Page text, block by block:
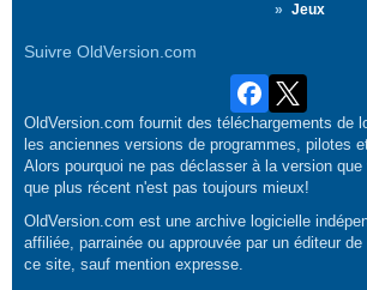
Jeux
Suivre OldVersion.com
OldVersion.com fournit des téléchargements de
les anciennes versions de programmes, pilotes
Alors pourquoi ne pas déclasser à la version
que plus récent n'est pas toujours mieux!
OldVersion.com est une archive logicielle
affiliée, parrainée ou approuvée par un éditeur
ce site, sauf mention expresse.